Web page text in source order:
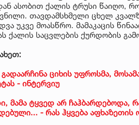
ასობით ქალის ტრუსი წაიღო,
თავდამსხმელი ცხელ
უკვე მოასწრო. მამაკაცის
ქალის საცვლების ქურდობის
ციხის უფროსმა,
- ინტერვიუ
მამა ტყვედ არ ჩაჰბარდებოდა,
- რას ჰყვება